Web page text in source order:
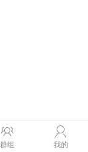
群组 我的